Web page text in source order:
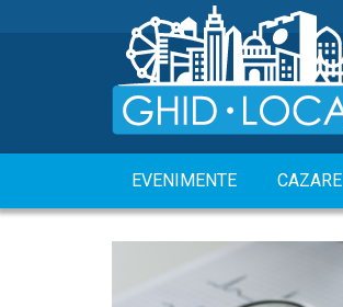
EVENIMENTE CAZARE